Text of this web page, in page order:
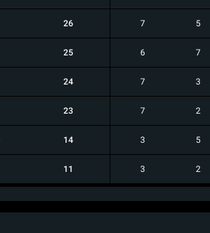
26 7 5
25 6 7
24 7 3
23 7 2
14 3 5
11 3 2